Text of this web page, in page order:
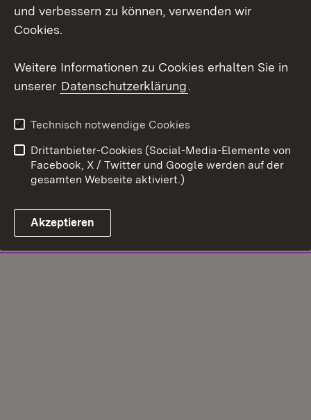
und verbessern zu können, verwenden wir
Cookies.
Weitere Informationen zu Cookies erhalten Sie in
unserer Datenschutzerklärung.
Technisch notwendige Cookies
Drittanbieter-Cookies (Social-Media-Elemente von
Facebook, X / Twitter und Google werden auf der
gesamten Webseite aktiviert.)
Akzeptieren